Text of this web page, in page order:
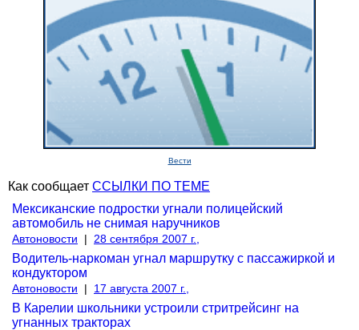
Вести
Как сообщает ССЫЛКИ ПО ТЕМЕ
Мексиканские подростки угнали полицейский
автомобиль не снимая наручников
Автоновости | 28 сентября 2007 г.,
Водитель-наркоман угнал маршрутку с пассажиркой и
кондуктором
Автоновости | 17 августа 2007 г.,
В Карелии школьники устроили стритрейсинг на
угнанных тракторах